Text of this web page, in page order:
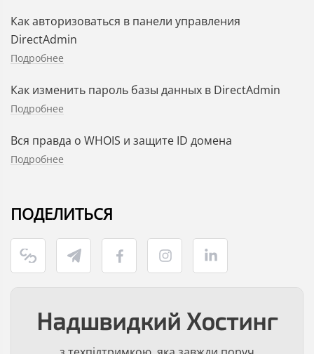
Как авторизоваться в панели управления
DirectAdmin
Подробнее
Как изменить пароль базы данных в DirectAdmin
Подробнее
Вся правда о WHOIS и защите ID домена
Подробнее
ПОДЕЛИТЬСЯ
Надшвидкий Хостинг